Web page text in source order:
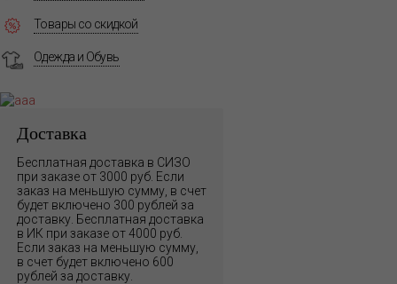
Товары со скидкой
Одежда и Обувь
Доставка
Бесплатная доставка в СИЗО
при заказе от 3000 руб. Если
заказ на меньшую сумму, в счет
будет включено 300 рублей за
доставку. Бесплатная доставка
в ИК при заказе от 4000 руб.
Если заказ на меньшую сумму,
в счет будет включено 600
рублей за доставку.